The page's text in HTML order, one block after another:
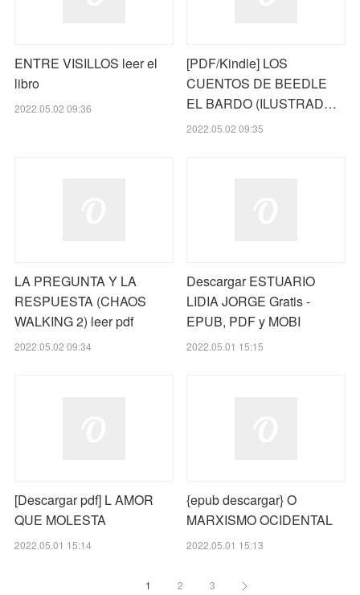
ENTRE VISILLOS leer el
libro
2022.05.02 09:36
[PDF/Kindle] LOS
CUENTOS DE BEEDLE
EL BARDO (ILUSTRAD…
2022.05.02 09:35
LA PREGUNTA Y LA
RESPUESTA (CHAOS
WALKING 2) leer pdf
2022.05.02 09:34
Descargar ESTUARIO
LIDIA JORGE Gratis -
EPUB, PDF y MOBI
2022.05.01 15:15
[Descargar pdf] L AMOR
QUE MOLESTA
2022.05.01 15:14
{epub descargar} O
MARXISMO OCIDENTAL
2022.05.01 15:13
1 2 3